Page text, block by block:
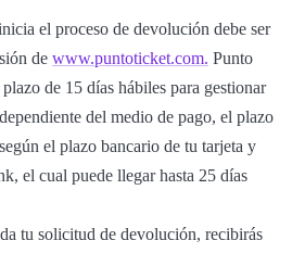
el proceso de devolución debe ser
de www.puntoticket.com. Punto
de 15 días hábiles para gestionar
del medio de pago, el plazo
el plazo bancario de tu tarjeta y
el cual puede llegar hasta 25 días
tu solicitud de devolución, recibirás